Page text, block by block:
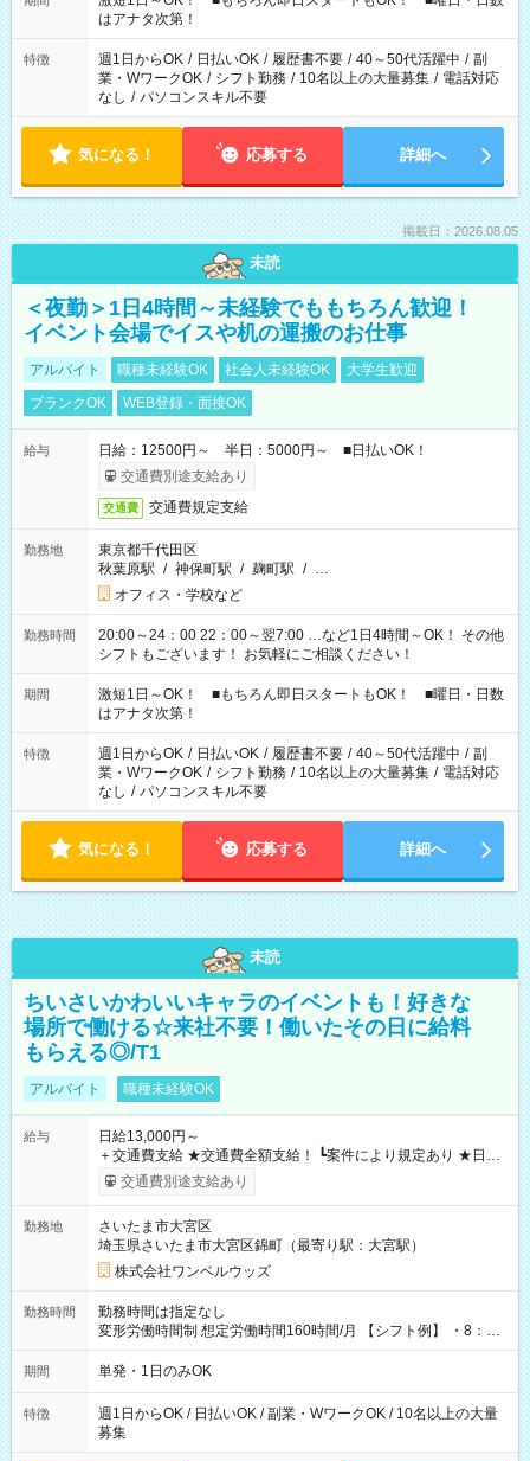
はアナタ次第！
特徴 週1日からOK / 日払いOK / 履歴書不要 / 40～50代活躍中 / 副
業・WワークOK / シフト勤務 / 10名以上の大量募集 / 電話対応
なし / パソコンスキル不要
気になる！ 応募する 詳細へ
掲載日：2026.08.05
未読
＜夜勤＞1日4時間～未経験でももちろん歓迎！
イベント会場でイスや机の運搬のお仕事
アルバイト 職種未経験OK 社会人未経験OK
大学生歓迎
ブランクOK
WEB登録・面接OK
給与
日給：12500円～ 半日：5000円～ ■日払いOK！
交通費別途支給あり
交通費 交通費規定支給
勤務地
東京都千代田区
秋葉原駅 / 神保町駅 / 麹町駅 / …
オフィス・学校など
勤務時間
20:00～24：00 22：00～翌7:00 …など1日4時間～OK！ その他
シフトもございます！ お気軽にご相談ください！
期間
激短1日～OK！ ■もちろん即日スタートもOK！ ■曜日・日数
はアナタ次第！
特徴 週1日からOK / 日払いOK / 履歴書不要 / 40～50代活躍中 / 副
業・WワークOK / シフト勤務 / 10名以上の大量募集 / 電話対応
なし / パソコンスキル不要
気になる！ 応募する 詳細へ
未読
ちいさいかわいいキャラのイベントも！好きな
場所で働ける☆来社不要！働いたその日に給料
もらえる◎/T1
アルバイト 職種未経験OK
給与
日給13,000円～
＋交通費支給 ★交通費全額支給！ ┗案件により規定あり ★日払
いOK！（規定あり） ┗働いたその日に現金GET♪ お仕事後はコ
ンビニATMから 日払い分を引き落とせます！ 【試用期間】試
交通費別途支給あり
勤務地
さいたま市大宮区
埼玉県さいたま市大宮区錦町（最寄り駅：大宮駅）
株式会社ワンベルウッズ
勤務時間
勤務時間は指定なし
変形労働時間制 想定労働時間160時間/月 【シフト例】 ・8：00
～21：00
期間 単発・1日のみOK
特徴
週1日からOK / 日払いOK / 副業・WワークOK / 10名以上の大量
募集